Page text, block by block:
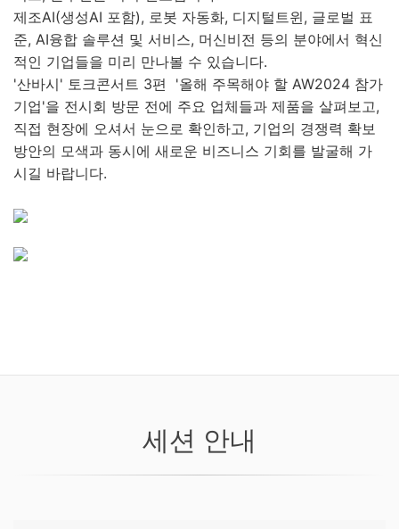
제조AI(생성AI 포함), 로봇 자동화, 디지털트윈, 글로벌 표
준, AI융합 솔루션 및 서비스, 머신비전 등의 분야에서 혁신
적인 기업들을 미리 만나볼 수 있습니다.
'산바시' 토크콘서트 3편 '올해 주목해야 할 AW2024 참가
기업'을 전시회 방문 전에 주요 업체들과 제품을 살펴보고,
직접 현장에 오셔서 눈으로 확인하고, 기업의 경쟁력 확보
방안의 모색과 동시에 새로운 비즈니스 기회를 발굴해 가
시길 바랍니다.
세션 안내